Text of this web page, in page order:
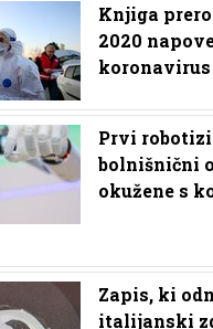
Knjiga
2020
koronavirus
Prvi
bolnišnični
okužene s
Zapis, ki
italijanski